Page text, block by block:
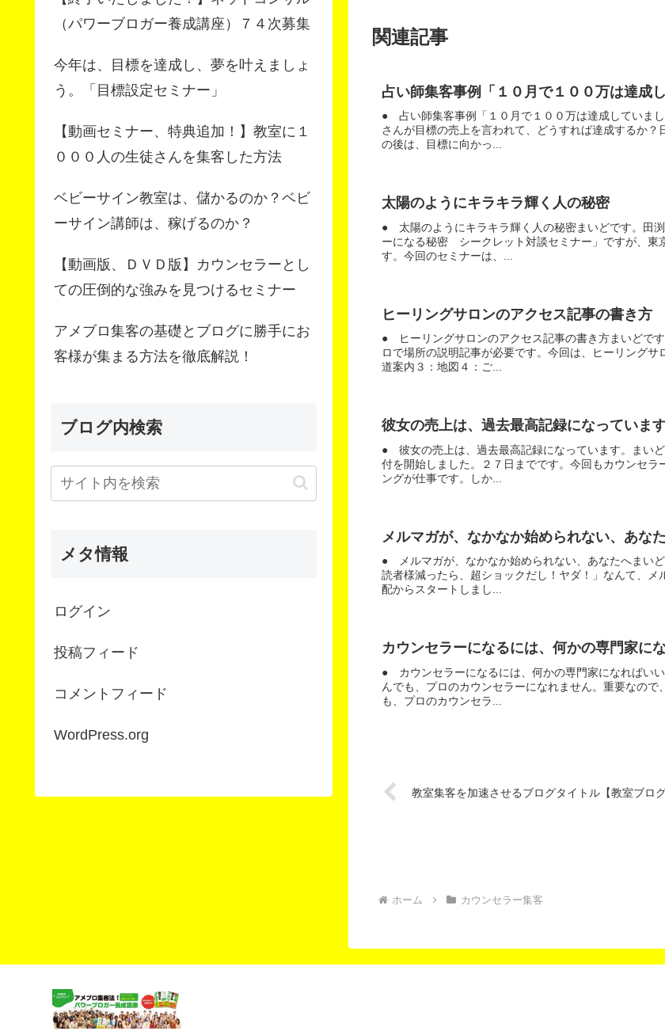
関連記事
占い師集客事例「１０月で１００万は達成
● 占い師集客事例「１０月で１００万は達成していま
さんが目標の売上を言われて、どうすれば達成するか
の後は、目標に向かっ...
太陽のようにキラキラ輝く人の秘密
● 太陽のようにキラキラ輝く人の秘密まいどです。田
ーになる秘密 シークレット対談セミナー」ですが、東
す。今回のセミナーは、...
ヒーリングサロンのアクセス記事の書き方
● ヒーリングサロンのアクセス記事の書き方まいどで
ロで場所の説明記事が必要です。今回は、ヒーリング
道案内３：地図４：ご...
彼女の売上は、過去最高記録になっています
● 彼女の売上は、過去最高記録になっています。まい
付を開始しました。２７日までです。今回もカウンセ
ングが仕事です。しか...
メルマガが、なかなか始められない、あな
● メルマガが、なかなか始められない、あなたへまい
読者様減ったら、超ショックだし！ヤダ！」なんて、
配からスタートしまし...
カウンセラーになるには、何かの専門家に
● カウンセラーになるには、何かの専門家になればい
んでも、プロのカウンセラーになれません。重要なの
も、プロのカウンセラ...
教室集客を加速させるブログタイトル【教室ブロ
ホーム カウンセラー集客
（パワーブロガー養成講座）７４次募集
今年は、目標を達成し、夢を叶えましょ
う。「目標設定セミナー」
【動画セミナー、特典追加！】教室に１
０００人の生徒さんを集客した方法
ベビーサイン教室は、儲かるのか？ベビ
ーサイン講師は、稼げるのか？
【動画版、ＤＶＤ版】カウンセラーとし
ての圧倒的な強みを見つけるセミナー
アメブロ集客の基礎とブログに勝手にお
客様が集まる方法を徹底解説！
ブログ内検索
メタ情報
ログイン
投稿フィード
コメントフィード
WordPress.org